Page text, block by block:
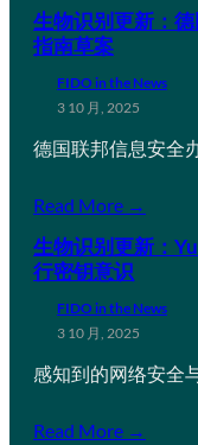
生物识别更新：
指南草案
FIDO in the News
3 10 月, 2025
德国联邦信息安全
Read More →
生物识别更新：
行密钥意识
FIDO in the News
3 10 月, 2025
感知到的网络安全
Read More →